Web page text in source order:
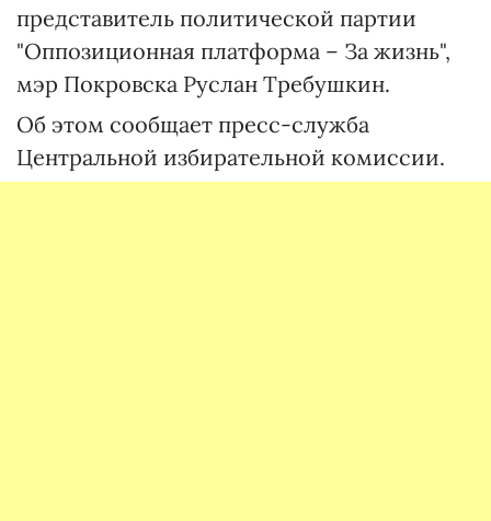
представитель политической партии
"Оппозиционная платформа – За жизнь",
мэр Покровска Руслан Требушкин.
Об этом сообщает пресс-служба
Центральной избирательной комиссии.